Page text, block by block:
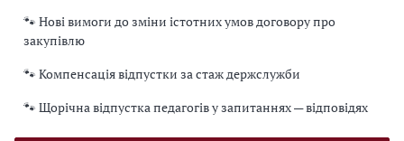
🐾 Нові вимоги до зміни істотних умов договору про
закупівлю
🐾 Компенсація відпустки за стаж держслужби
🐾 Щорічна відпустка педагогів у запитаннях — відповідях